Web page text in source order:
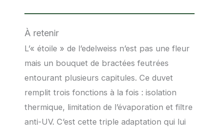
À retenir
L’« étoile » de l’edelweiss n’est pas une fleur
mais un bouquet de bractées feutrées
entourant plusieurs capitules. Ce duvet
remplit trois fonctions à la fois : isolation
thermique, limitation de l’évaporation et filtre
anti-UV. C’est cette triple adaptation qui lui